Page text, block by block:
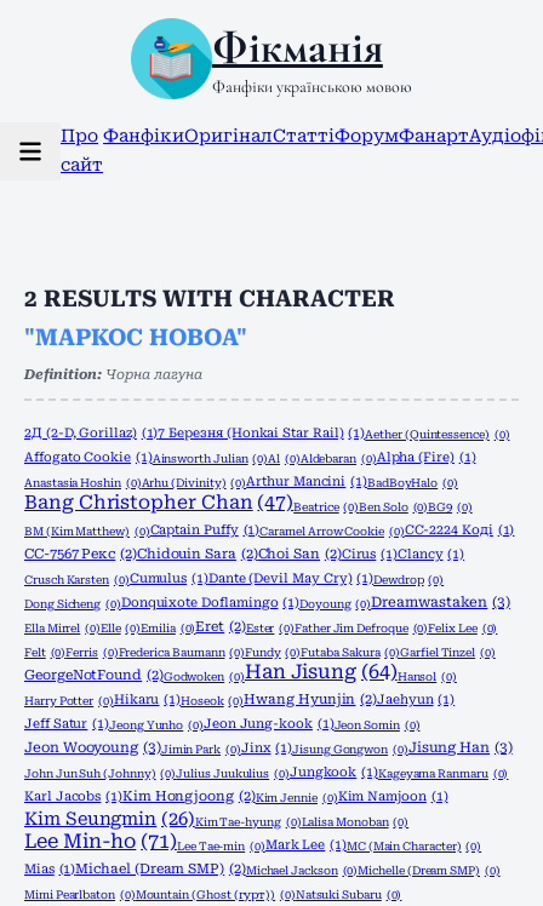
Фікманія
Фанфіки українською мовою
Про
сайт
ФанфікиОригіналСтаттіФорумФанарт
2 RESULTS WITH CHARACTER
"МАРКОС НОВОА"
Definition: Чорна лагуна
2Д (2-D, Gorillaz) (1)7 Березня (Honkai Star Rail) (1)Aether (Quintessence) (0)
Affogato Cookie (1)Ainsworth Julian (0)Al (0)Aldebaran (0)Alpha (Fire) (1)
Anastasia Hoshin (0)Arhu (Divinity) (0)Arthur Mancini (1)BadBoyHalo (0)
Bang Christopher Chan (47)Beatrice (0)Ben Solo (0)BG9 (0)
BM (Kim Matthew) (0)Captain Puffy (1)Caramel Arrow Cookie (0)CC-2224 Коді (1)
CC-7567 Рекс (2)Chidouin Sara (2)Choi San (2)Cirus (1)Clancy (1)
Crusch Karsten (0)Cumulus (1)Dante (Devil May Cry) (1)Dewdrop (0)
Dong Sicheng (0)Donquixote Doflamingo (1)Doyoung (0)Dreamwastaken (3)
Ella Mirrel (0)Elle (0)Emilia (0)Eret (2)Ester (0)Father Jim Defroque (0)Felix Lee (0)
Felt (0)Ferris (0)Frederica Baumann (0)Fundy (0)Futaba Sakura (0)Garfiel Tinzel (0)
GeorgeNotFound (2)Godwoken (0)Han Jisung (64)Hansol (0)
Harry Potter (0)Hikaru (1)Hoseok (0)Hwang Hyunjin (2)Jaehyun (1)
Jeff Satur (1)Jeong Yunho (0)Jeon Jung-kook (1)Jeon Somin (0)
Jeon Wooyoung (3)Jimin Park (0)Jinx (1)Jisung Gongwon (0)Jisung Han (3)
John Jun Suh (Johnny) (0)Julius Juukulius (0)Jungkook (1)Kageyama Ranmaru (0)
Karl Jacobs (1)Kim Hongjoong (2)Kim Jennie (0)Kim Namjoon (1)
Kim Seungmin (26)Kim Tae-hyung (0)Lalisa Monoban (0)
Lee Min-ho (71)Lee Tae-min (0)Mark Lee (1)MC (Main Character) (0)
Mias (1)Michael (Dream SMP) (2)Michael Jackson (0)Michelle (Dream SMP) (0)
Mimi Pearlbaton (0)Mountain (Ghost (гурт)) (0)Natsuki Subaru (0)